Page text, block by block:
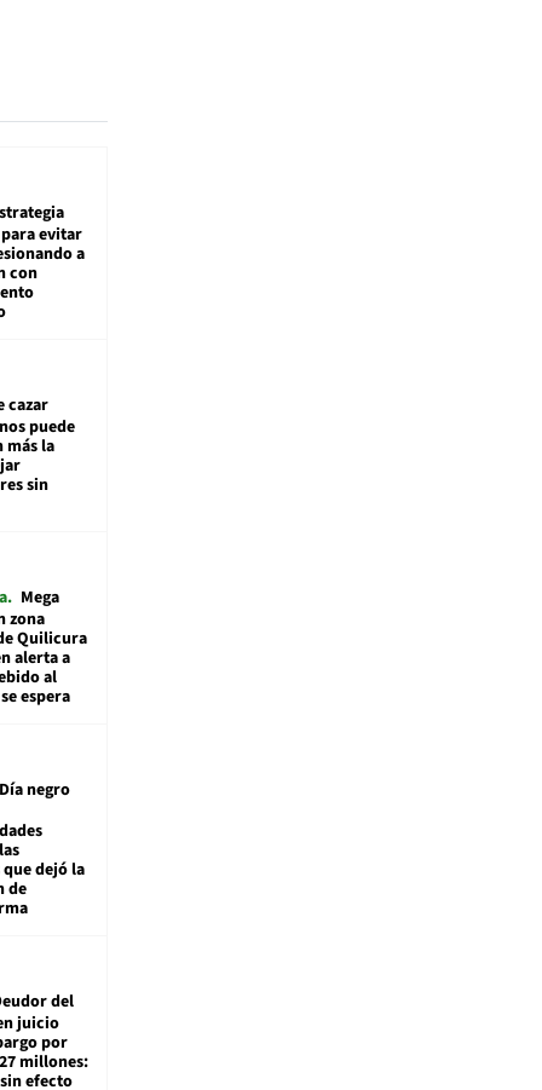
evitar
a
con
cazar
puede
más la
sin
Mega
zona
Quilicura
alerta a
al
espera
negro
dejó la
de
del
juicio
por
millones:
efecto